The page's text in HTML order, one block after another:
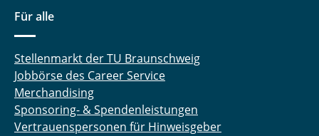
Für alle
Stellenmarkt der TU Braunschweig
Jobbörse des Career Service
Merchandising
Sponsoring- & Spendenleistungen
Vertrauenspersonen für Hinweisgeber